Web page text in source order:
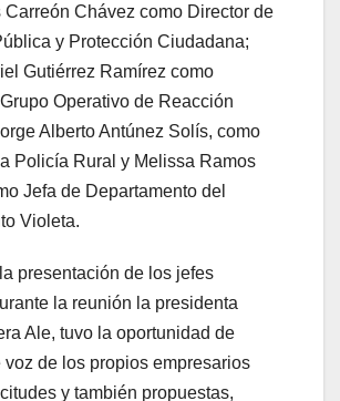
Carreón Chávez como Director de
y Protección Ciudadana;
Gutiérrez Ramírez como
Operativo de Reacción
Alberto Antúnez Solís, como
Policía Rural y Melissa Ramos
Jefa de Departamento del
Violeta.
presentación de los jefes
la reunión la presidenta
Ale, tuvo la oportunidad de
voz de los propios empresarios
y también propuestas,